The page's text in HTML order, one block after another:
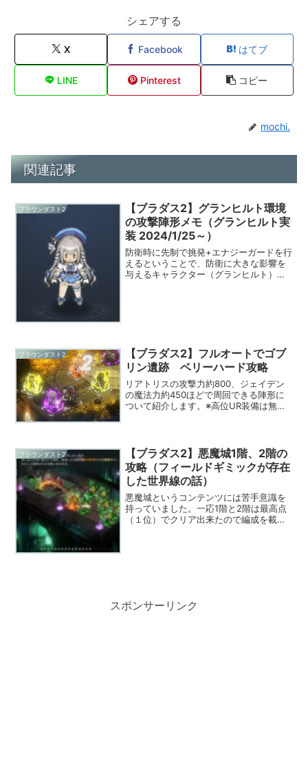
シェアする
X Facebook はてブ
LINE Pinterest コピー
mochi.
関連記事
ブラウンダスト2
【ブラダス2】グランヒルト環境
の攻撃陣形メモ（グランヒルト実
装 2024/1/25～）
防衛時に先制で挑発+エナジーガードを行
えるということで、防衛に大きな影響を
与えるキャラクター（グランヒルト）が
ブラウンダスト2
【ブラダス2】フルオートでゴブ
リン遺跡 ベリーハード攻略
リアトリスの攻撃力約800、ジェイデン
の魔法力約450ほどで周回できる陣形に
ついて紹介します。※高位UR装備は無
遺跡のベリーハード...
ブラウンダスト2
【ブラダス2】悪魔城1階、2階の
攻略（フィールドギミックが存在
した世界線の話）
悪魔城というコンテンツには苦手意識を
持っていました。一応1階と2階は最高点
（１位）でクリア出来たので編成を載せ
スポンサーリンク